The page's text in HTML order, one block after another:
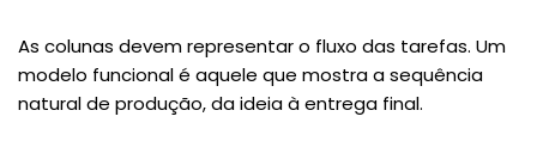
As colunas devem representar o fluxo das tarefas. Um
modelo funcional é aquele que mostra a sequência
natural de produção, da ideia à entrega final.